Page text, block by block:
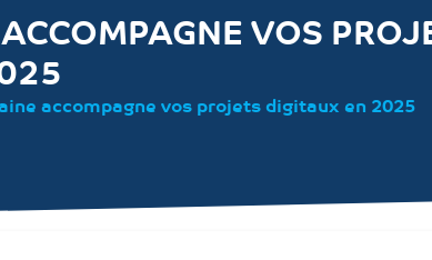
VOS
accompagne vos projets digitaux en 2025